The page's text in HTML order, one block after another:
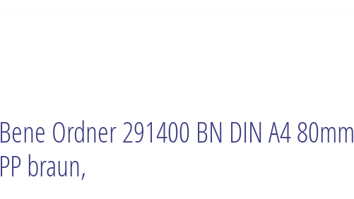
Bene Ordner 291400 BN DIN A4 80mm
PP braun,